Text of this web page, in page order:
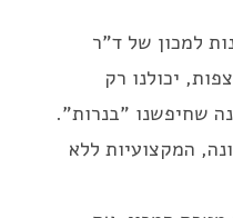
למכון של ד"ר
יכולנו רק
שחיפשנו "בנרות".
המקצועיות ללא